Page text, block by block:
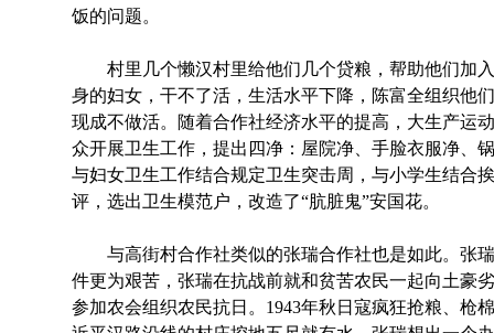
饭的问题。
村里几个懒汉村里给他们几个贷粮，帮助他们加入
身的妇女，干不了活，生活水平下降，陈富全组织他
现成不做活。随着合作社经济水平的提高，大生产运
众开展卫生工作，提出四净：屋院净、手脸衣服净、
与妇女卫生工作结合规定卫生突击周，与小学生结合
评，选出卫生模范户，改造了“肮脏鬼”安国花。
与高街村合作社类似的张瑞合作社也是如此。张瑞
件更为艰苦，张瑞在抗战前就和贫苦农民一起向土豪
参加农会组织农民抗日。1943年秋日寇疯狂抢粮、枪